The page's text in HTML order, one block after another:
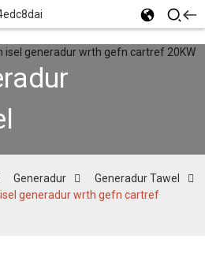
Generadur
Generadur Tawel
generadur wrth gefn cartref